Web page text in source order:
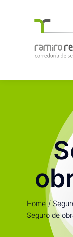
Home
Seguro de